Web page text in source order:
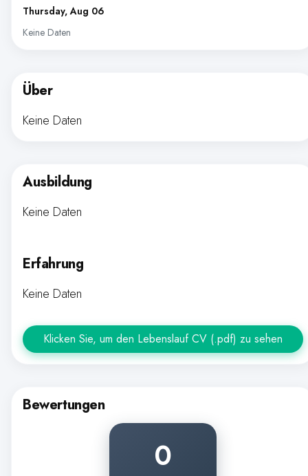
Thursday, Aug 06
Keine Daten
Über
Keine Daten
Ausbildung
Keine Daten
Erfahrung
Keine Daten
Klicken Sie, um den Lebenslauf CV (.pdf) zu sehen
Bewertungen
0